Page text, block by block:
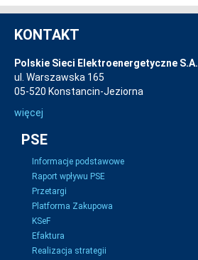
KONTAKT
Polskie Sieci Elektroenergetyczne S.A.
ul. Warszawska 165
05-520 Konstancin-Jeziorna
więcej
PSE
Informacje podstawowe
Raport wpływu PSE
Przetargi
Platforma Zakupowa
KSeF
Efaktura
Realizacja strategii